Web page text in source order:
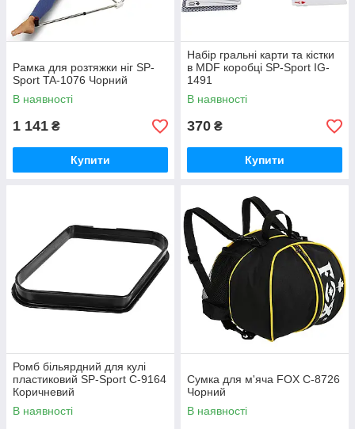
Рамка для розтяжки ніг SP-
Sport TA-1076 Чорний
В наявності
1 141 ₴
Купити
Набір гральні карти та кістки
в MDF коробці SP-Sport IG-
1491
В наявності
370 ₴
Купити
Ромб більярдний для кулі
пластиковий SP-Sport C-9164
Коричневий
В наявності
Сумка для м'яча FOX C-8726
Чорний
В наявності